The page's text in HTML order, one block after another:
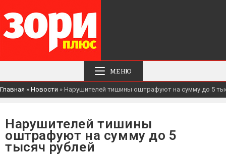
МЕНЮ
Главная » Новости » Нарушителей тишины оштрафуют на сумму до 5
Нарушителей тишины
оштрафуют на сумму до 5
тысяч рублей